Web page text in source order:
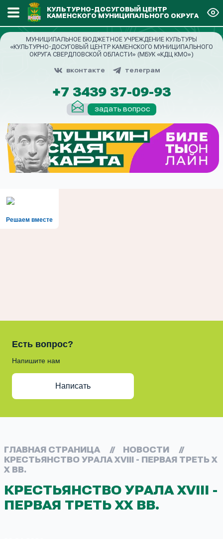
КУЛЬТУРНО-ДОСУГОВЫЙ ЦЕНТР
КАМЕНСКОГО МУНИЦИПАЛЬНОГО ОКРУГА
МУНИЦИПАЛЬНОЕ БЮДЖЕТНОЕ УЧРЕЖДЕНИЕ КУЛЬТУРЫ
«КУЛЬТУРНО-ДОСУГОВЫЙ ЦЕНТР КАМЕНСКОГО МУНИЦИПАЛЬНОГО
ОКРУГА СВЕРДЛОВСКОЙ ОБЛАСТИ» (МБУК «КДЦ КМО»)
вконтакте телеграм
+7 3439 37-09-93
задать вопрос
Решаем вместе
Есть вопрос?
Напишите нам
Написать
ГЛАВНАЯ СТРАНИЦА // НОВОСТИ
//
КРЕСТЬЯНСТВО УРАЛА XVIII - ПЕРВАЯ ТРЕТЬ Х
Х ВВ.
КРЕСТЬЯНСТВО УРАЛА XVIII -
ПЕРВАЯ ТРЕТЬ ХХ ВВ.